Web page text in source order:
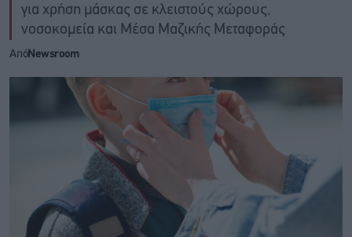
για χρήση μάσκας σε κλειστούς χώρους,
νοσοκομεία και Μέσα Μαζικής Μεταφοράς
ΑπόNewsroom